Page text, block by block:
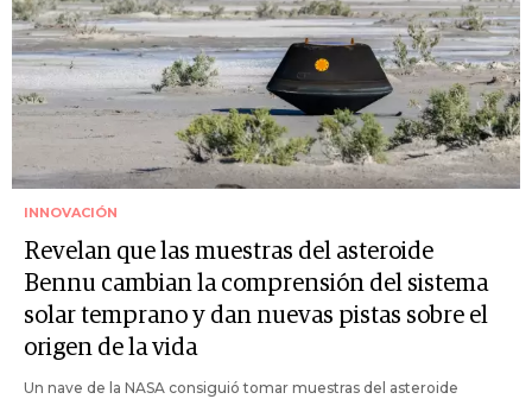
INNOVACIÓN
Revelan que las muestras del asteroide
Bennu cambian la comprensión del sistema
solar temprano y dan nuevas pistas sobre el
origen de la vida
Un nave de la NASA consiguió tomar muestras del asteroide